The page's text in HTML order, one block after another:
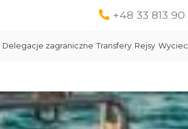
+48 33 813
Delegacje zagraniczne Transfery Rejsy